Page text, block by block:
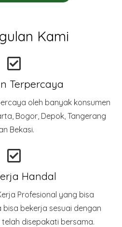
Kami
Terpercaya
oleh banyak konsumen
Bogor, Depok, Tangerang
Bekasi.
Handal
Profesional yang bisa
bekerja sesuai dengan
disepakati bersama.